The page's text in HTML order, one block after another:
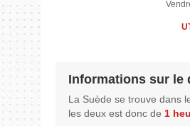
Informations sur le
La Suède se trouve dans
les deux est donc de 1